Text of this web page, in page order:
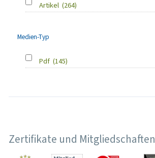
Artikel (264)
Medien-Typ
Pdf (145)
Zertifikate und Mitgliedschaften